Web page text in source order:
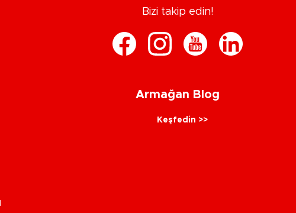
Bizi takip edin!
Armağan Blog
Keşfedin >>